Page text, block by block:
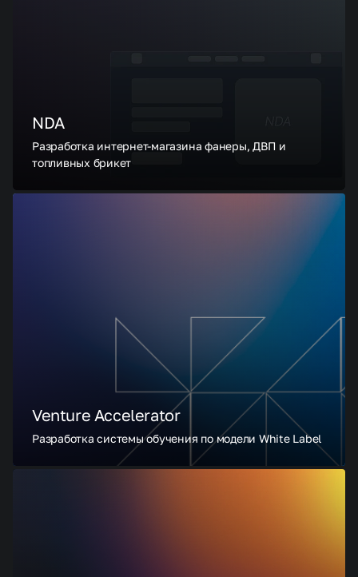
NDA
Разработка интернет-магазина фанеры, ДВП и
топливных брикет
Venture Accelerator
Разработка системы обучения по модели White Label